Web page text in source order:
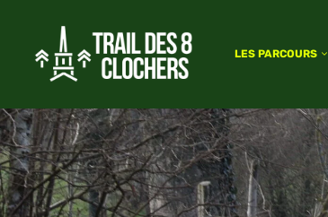
LES PARCOURS